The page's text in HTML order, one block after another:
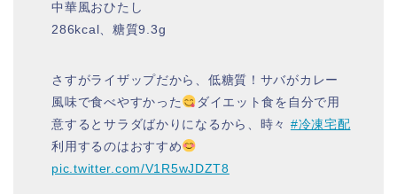
中華風おひたし
286kcal、糖質9.3g
さすがライザップだから、低糖質！サバがカレー
風味で食べやすかった
ダイエット食を自分で用
意するとサラダばかりになるから、時々 #冷凍宅配
利用するのはおすすめ
pic.twitter.com/V1R5wJDZT8